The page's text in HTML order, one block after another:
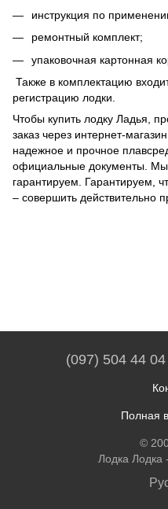
инструкция по
ремонтный комплект;
упаковочная картонная
Также в комплектацию
регистрацию лодки.
Чтобы купить лодку Ладья,
заказ через интернет-
надежное и прочное
официальные документы.
гарантируем. Гарантируем,
– совершить действительно
(097) 504 44 04
Полная
©
Лодка Лодка